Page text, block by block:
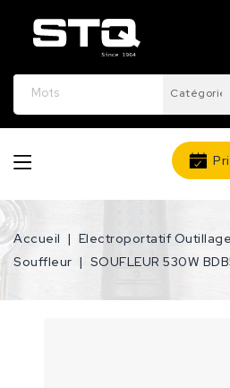
Catégories
Accueil Electroportatif Outillage
Souffleur
SOUFLEUR 530W